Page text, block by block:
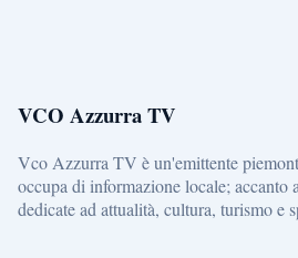
VCO Azzurra TV
Vco Azzurra TV è un'emittente
occupa di informazione locale;
dedicate ad attualità, cultura, turismo e